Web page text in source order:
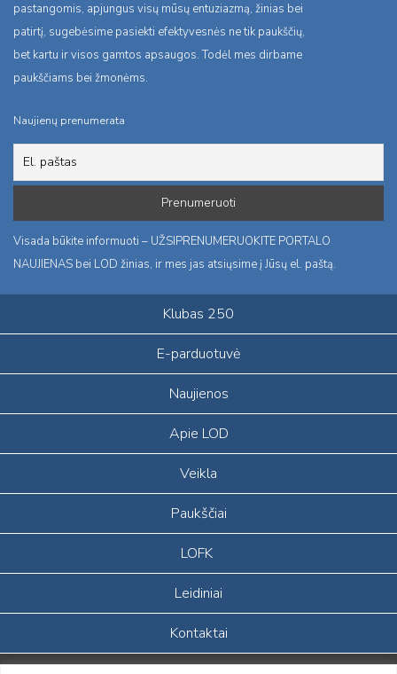
pastangomis, apjungus visų mūsų entuziazmą, žinias bei
patirtį, sugebėsime pasiekti efektyvesnės ne tik paukščių,
bet kartu ir visos gamtos apsaugos. Todėl mes dirbame
paukščiams bei žmonėms.
Naujienų prenumerata
Visada būkite informuoti – UŽSIPRENUMERUOKITE PORTALO
NAUJIENAS bei LOD žinias, ir mes jas atsiųsime į Jūsų el. paštą.
Klubas 250
E-parduotuvė
Naujienos
Apie LOD
Veikla
Paukščiai
LOFK
Leidiniai
Kontaktai